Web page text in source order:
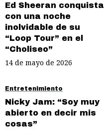
Ed Sheeran conquista
con una noche
inolvidable de su
“Loop Tour” en el
“Choliseo”
14 de mayo de 2026
Entretenimiento
Nicky Jam: “Soy muy
abierto en decir mis
cosas”